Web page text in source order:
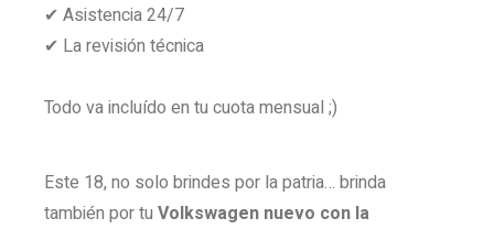
✔ Asistencia 24/7
✔ La revisión técnica
Todo va incluído en tu cuota mensual ;)
Este 18, no solo brindes por la patria… brinda
también por tu Volkswagen nuevo con la